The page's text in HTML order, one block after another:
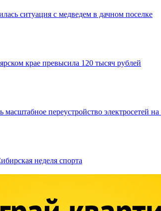
ситуация с медведем в дачном поселке
крае превысила 120 тысяч рублей
масштабное переустройство электросетей
неделя спорта